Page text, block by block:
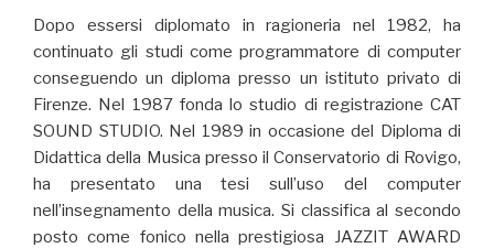
Dopo essersi diplomato in ragioneria nel 1982, ha
continuato gli studi come programmatore di computer
conseguendo un diploma presso un istituto privato di
Firenze. Nel 1987 fonda lo studio di registrazione CAT
SOUND STUDIO. Nel 1989 in occasione del Diploma di
Didattica della Musica presso il Conservatorio di Rovigo,
ha presentato una tesi sull’uso del computer
nell’insegnamento della musica. Si classifica al secondo
posto come fonico nella prestigiosa JAZZIT AWARD